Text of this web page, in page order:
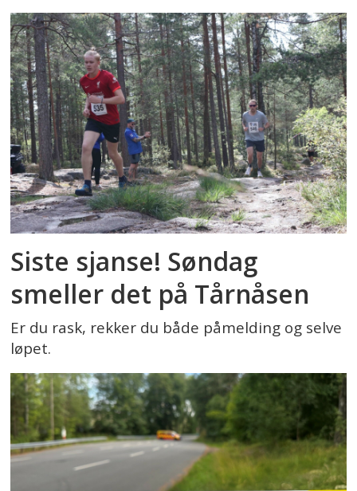
Siste sjanse! Søndag
smeller det på Tårnåsen
Er du rask, rekker du både påmelding og selve
løpet.